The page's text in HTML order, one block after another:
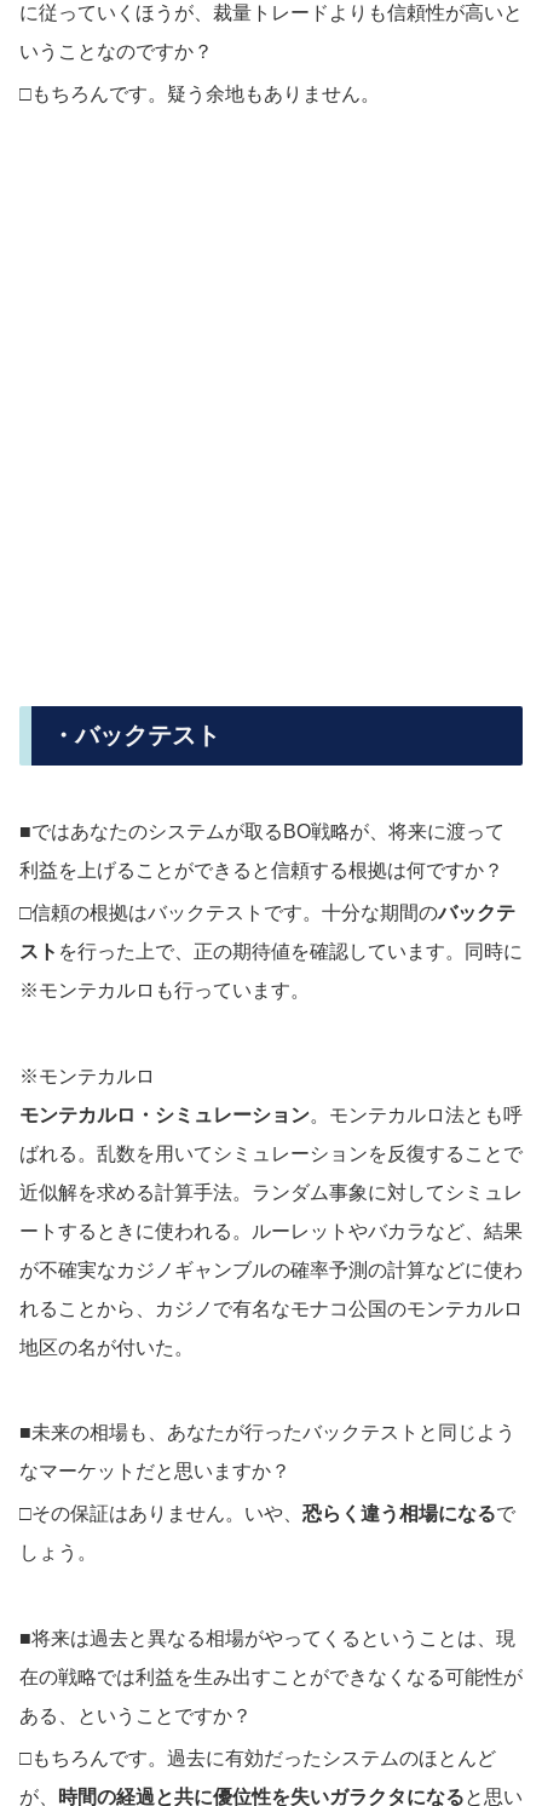
に従っていくほうが、裁量トレードよりも信頼性が高いと
いうことなのですか？
□もちろんです。疑う余地もありません。
・バックテスト
■ではあなたのシステムが取るBO戦略が、将来に渡って
利益を上げることができると信頼する根拠は何ですか？
□信頼の根拠はバックテストです。十分な期間のバックテ
スト を行った上で、正の期待値を確認しています。同時に
※モンテカルロも行っています。
※モンテカルロ
モンテカルロ・シミュレーション。モンテカルロ法とも呼
ばれる。乱数を用いてシミュレーションを反復することで
近似解を求める計算手法。ランダム事象に対してシミュレ
ートするときに使われる。ルーレットやバカラなど、結果
が不確実なカジノギャンブルの確率予測の計算などに使わ
れることから、カジノで有名なモナコ公国のモンテカルロ
地区の名が付いた。
■未来の相場も、あなたが行ったバックテストと同じよう
なマーケットだと思いますか？
□その保証はありません。いや、 恐らく違う相場になるで
しょう。
■将来は過去と異なる相場がやってくるということは、現
在の戦略では利益を生み出すことができなくなる可能性が
ある、ということですか？
□もちろんです。過去に有効だったシステムのほとんど
が、
時間の経過と共に優位性を失いガラクタになると思い